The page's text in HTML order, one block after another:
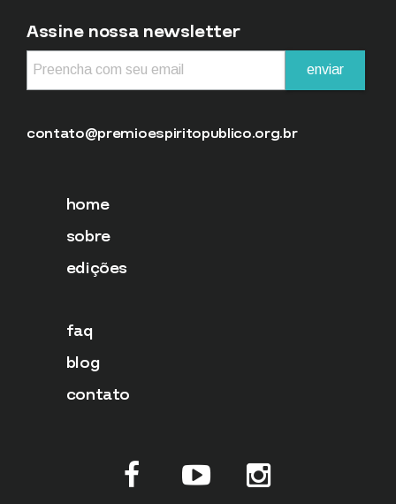
Assine nossa newsletter
contato@premioespiritopublico.org.br
home
sobre
edições
faq
blog
contato